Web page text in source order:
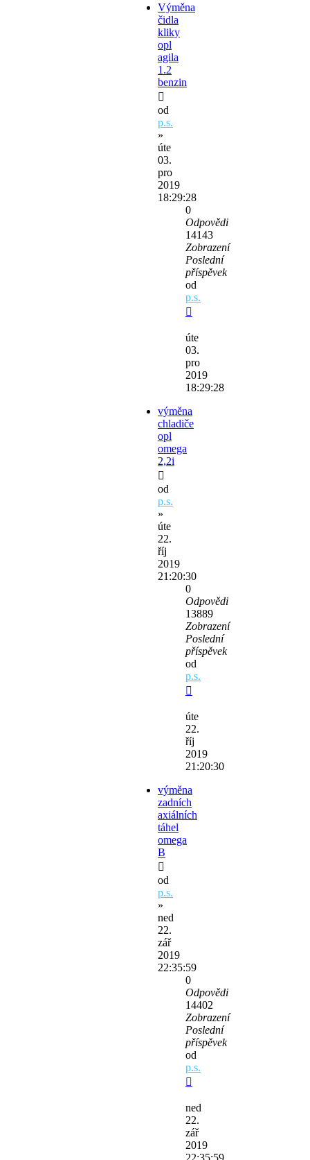
Výměna
čidla
kliky
opl
agila
1.2
benzin
od
p.s.
»
úte
03.
pro
2019
18:29:28
0
Odpovědi
14143
Zobrazení
Poslední
příspěvek
od
p.s.
úte
03.
pro
2019
18:29:28
výměna
chladiče
opl
omega
2,2i
od
p.s.
»
úte
22.
říj
2019
21:20:30
0
Odpovědi
13889
Zobrazení
Poslední
příspěvek
od
p.s.
úte
22.
říj
2019
21:20:30
výměna
zadních
axiálních
táhel
omega
B
od
p.s.
»
ned
22.
zář
2019
22:35:59
0
Odpovědi
14402
Zobrazení
Poslední
příspěvek
od
p.s.
ned
22.
zář
2019
22:35:59